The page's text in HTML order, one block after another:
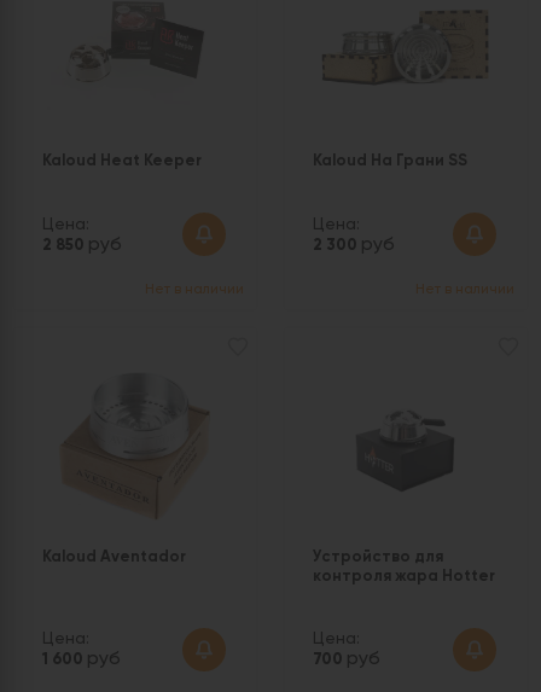
Kaloud Heat Keeper
Цена:
2 850 руб
Нет в наличии
Kaloud На Грани SS
Цена:
2 300 руб
Нет в наличии
Kaloud Aventador
Цена:
1 600 руб
Устройство для
контроля жара Hotter
Цена:
700 руб